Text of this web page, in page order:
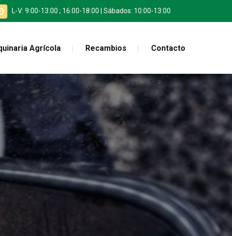
L-V: 9:00-13:00 ; 16:00-18:00 | Sábados: 10:00-13:00
Agrícola Recambios Contacto